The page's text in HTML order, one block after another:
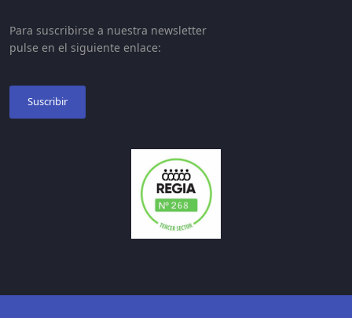
Para suscribirse a nuestra newsletter
pulse en el siguiente enlace:
Suscribir